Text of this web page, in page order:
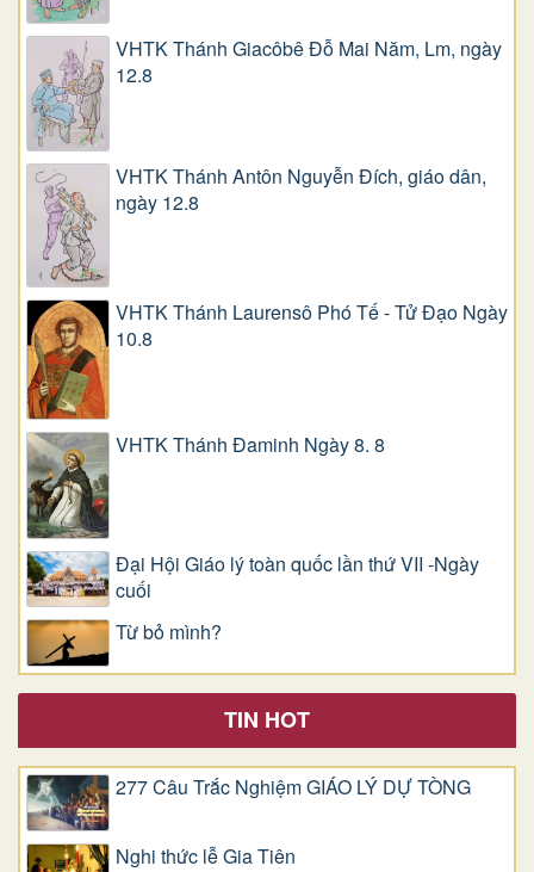
VHTK Thánh Giacôbê Ðỗ Mai Năm, Lm, ngày
12.8
VHTK Thánh Antôn Nguyễn Ðích, giáo dân,
ngày 12.8
VHTK Thánh Laurensô Phó Tế - Tử Đạo Ngày
10.8
VHTK Thánh Đaminh Ngày 8. 8
Đại Hội Giáo lý toàn quốc lần thứ VII -Ngày
cuối
Từ bỏ mình?
TIN HOT
277 Câu Trắc Nghiệm GIÁO LÝ DỰ TÒNG
Nghi thức lễ Gia Tiên